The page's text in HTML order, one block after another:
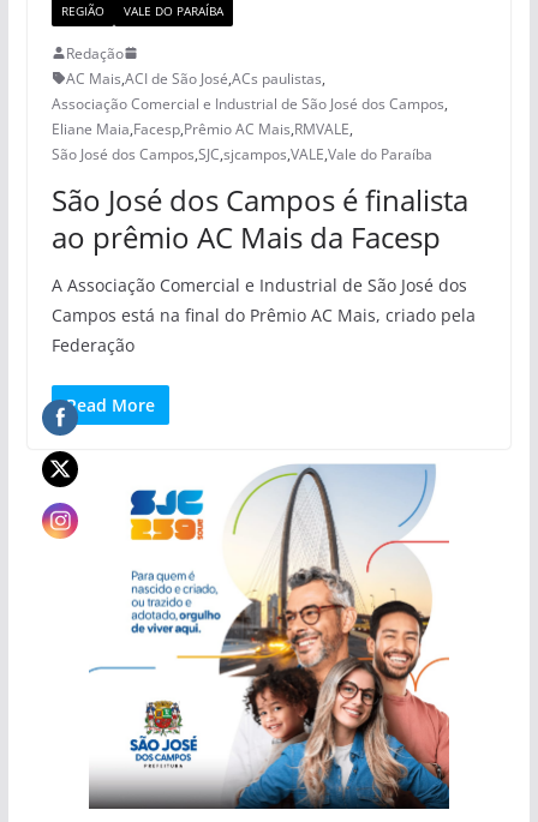
REGIÃO VALE DO PARAÍBA
Redação
AC Mais,ACI de São José,ACs paulistas,
Associação Comercial e Industrial de São José dos Campos,
Eliane Maia,Facesp,Prêmio AC Mais,RMVALE,
São José dos Campos,SJC,sjcampos,VALE,Vale do Paraíba
São José dos Campos é finalista
ao prêmio AC Mais da Facesp
A Associação Comercial e Industrial de São José dos
Campos está na final do Prêmio AC Mais, criado pela
Federação
Read More